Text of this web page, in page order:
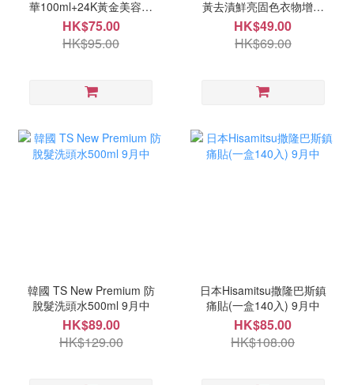
華100ml+24K黃金美容套
裝 9月尾
HK$75.00
HK$95.00
黃去漬鮮亮固色衣物增白
片10入(一套2盒) 11月中
HK$49.00
HK$69.00
韓國 TS New Premium 防
脫髮洗頭水500ml 9月中
HK$89.00
HK$129.00
日本Hisamitsu撒隆巴斯鎮
痛貼(一盒140入) 9月中
HK$85.00
HK$108.00